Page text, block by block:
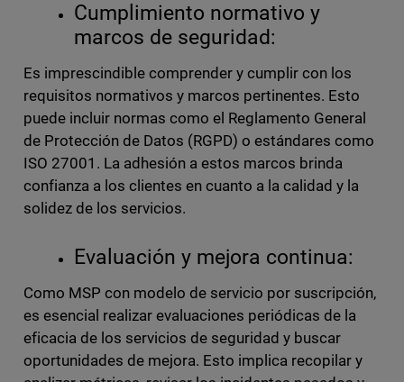
Cumplimiento normativo y
marcos de seguridad:
Es imprescindible comprender y cumplir con los
requisitos normativos y marcos pertinentes. Esto
puede incluir normas como el Reglamento General
de Protección de Datos (RGPD) o estándares como
ISO 27001. La adhesión a estos marcos brinda
confianza a los clientes en cuanto a la calidad y la
solidez de los servicios.
Evaluación y mejora continua:
Como MSP con modelo de servicio por suscripción,
es esencial realizar evaluaciones periódicas de la
eficacia de los servicios de seguridad y buscar
oportunidades de mejora. Esto implica recopilar y